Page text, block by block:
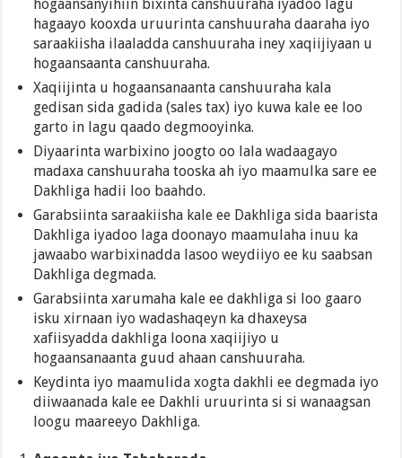
hogaansanyihiin bixinta canshuuraha iyadoo lagu
hagaayo kooxda uruurinta canshuuraha daaraha iyo
saraakiisha ilaaladda canshuuraha iney xaqiijiyaan u
hogaansaanta canshuuraha.
Xaqiijinta u hogaansanaanta canshuuraha kala
gedisan sida gadida (sales tax) iyo kuwa kale ee loo
garto in lagu qaado degmooyinka.
Diyaarinta warbixino joogto oo lala wadaagayo
madaxa canshuuraha tooska ah iyo maamulka sare ee
Dakhliga hadii loo baahdo.
Garabsiinta saraakiisha kale ee Dakhliga sida baarista
Dakhliga iyadoo laga doonayo maamulaha inuu ka
jawaabo warbixinadda lasoo weydiiyo ee ku saabsan
Dakhliga degmada.
Garabsiinta xarumaha kale ee dakhliga si loo gaaro
isku xirnaan iyo wadashaqeyn ka dhaxeysa
xafiisyadda dakhliga loona xaqiijiyo u
hogaansanaanta guud ahaan canshuuraha.
Keydinta iyo maamulida xogta dakhli ee degmada iyo
diiwaanada kale ee Dakhli uruurinta si si wanaagsan
loogu maareeyo Dakhliga.